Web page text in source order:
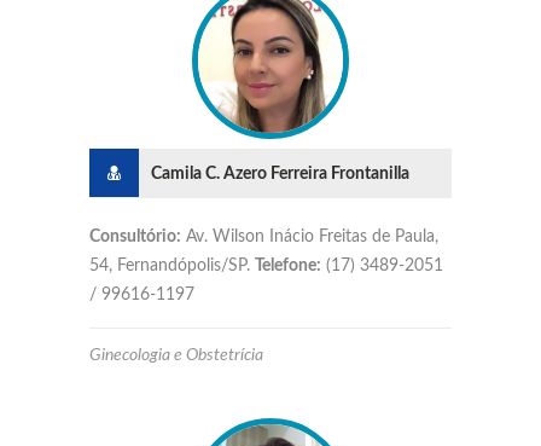
Camila C. Azero Ferreira Frontanilla
Consultório: Av. Wilson Inácio Freitas de Paula,
54, Fernandópolis/SP.
Telefone: (17) 3489-2051
/ 99616-1197
Ginecologia e Obstetrícia